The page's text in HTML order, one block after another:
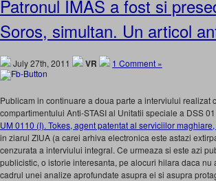
Patronul IMAS a fost si
Soros, simultan. Un articol
July 27th, 2011 VR 1 Comment »
Publicam in continuare a doua parte a interviului realizat
compartimentului Anti-STASI al Unitatii speciale a DSS
UM 0110 (I). Tokes, agent patentat al serviciilor
in ziarul ZIUA (a carei arhiva electronica este astazi
cenzurata a interviului integral. Ce urmeaza si este azi
publicistic, o istorie interesanta, pe alocuri hilara daca
cadrul unei analize aprofundate asupra ei si asupra